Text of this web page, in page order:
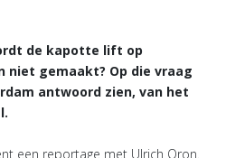
de kapotte lift op
gemaakt? Op die vraag
antwoord zien, van het
een reportage met Ulrich Oron.